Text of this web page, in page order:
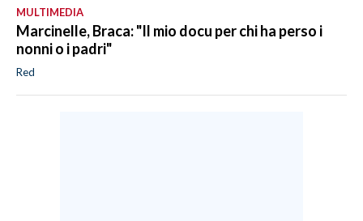
MULTIMEDIA
Marcinelle, Braca: "Il mio docu per chi ha perso i
nonni o i padri"
Red